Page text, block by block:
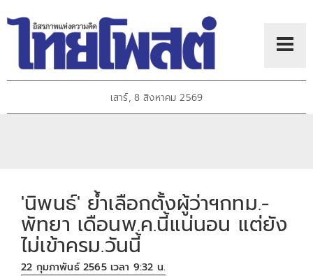
เสาร์, 8 สิงหาคม 2569
'นิพนธ์' ย้ำเลือกตั้งผู้ว่าฯกทม.-
พัทยา เดือนพ.ค.นี้แน่นอน​ แต่ยัง
ไม่เข้าครม.วันนี้
22 กุมภาพันธ์ 2565 เวลา 9:32 น.